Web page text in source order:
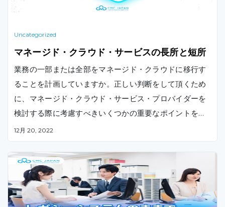
Uncategorized
マネージド・クラウド・サービスの長所と短所
業務の一部または全部をマネージド・クラウドに移行す
ることを計画していますか。正しい判断をして頂くため
に、マネージド・クラウド・サービス・プロバイダーを
検討する際に考慮すべきいくつかの重要なポイントをご
紹介します。
12月 20, 2022